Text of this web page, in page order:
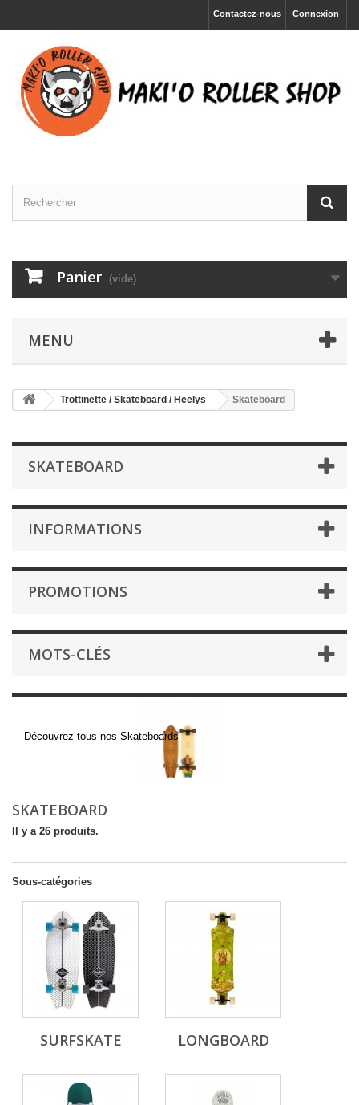
Connexion
Contactez-nous
Panier (vide)
MENU
Trottinette / Skateboard / Heelys Skateboard
SKATEBOARD
INFORMATIONS
PROMOTIONS
MOTS-CLÉS
Découvrez tous nos Skateboards
SKATEBOARD
Il y a 26 produits.
Sous-catégories
SURFSKATE LONGBOARD